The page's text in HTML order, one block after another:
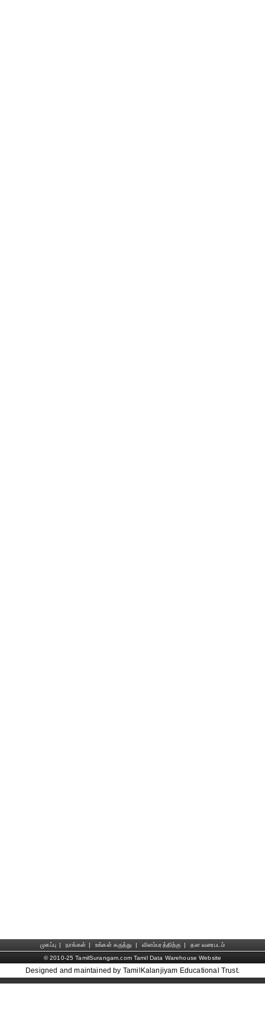
முகப்பு | நாங்கள் | உங்கள் கருத்து | விளம்பரத்திற்கு |
தள வரைபடம்
© 2010-25 TamilSurangam.com Tamil Data Warehouse Website
Designed and maintained by TamilKalanjiyam Educational Trust.